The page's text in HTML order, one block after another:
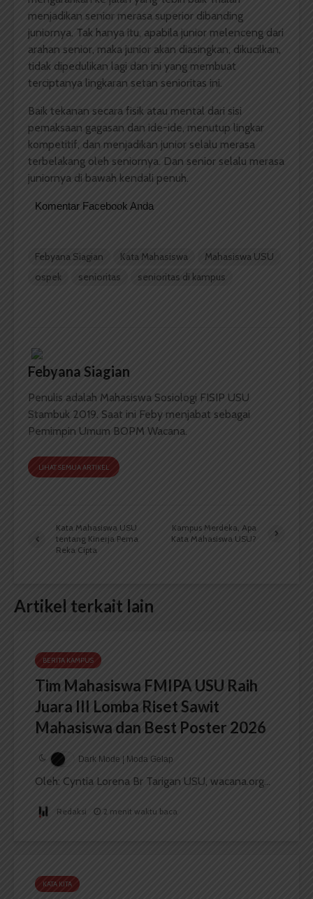
menjadikan senior merasa superior dibanding
juniornya. Tak hanya itu, apabila junior melenceng dari
arahan senior, maka junior akan diasingkan, dikucilkan,
tidak dipedulikan lagi dan ini yang membuat
terciptanya lingkaran setan senioritas ini.
Baik tekanan secara fisik atau mental dari sisi
pemaksaan gagasan dan ide-ide, menutup lingkar
kompetitif, dan menjadikan junior selalu merasa
terbelakang oleh seniornya. Dan senior selalu merasa
juniornya di bawah kendali penuh.
Komentar Facebook Anda
Febyana Siagian Kata Mahasiswa
Mahasiswa USU
ospek
senioritas senioritas di kampus
Febyana Siagian
Penulis adalah Mahasiswa Sosiologi FISIP USU
Stambuk 2019. Saat ini Feby menjabat sebagai
Pemimpin Umum BOPM Wacana.
LIHAT SEMUA ARTIKEL
Kata Mahasiswa USU
tentang Kinerja Pema
Reka Cipta
Kampus Merdeka, Apa
Kata Mahasiswa USU?
Artikel terkait lain
BERITA KAMPUS
Tim Mahasiswa FMIPA USU Raih
Juara III Lomba Riset Sawit
Mahasiswa dan Best Poster 2026
Dark Mode | Moda Gelap
Oleh: Cyntia Lorena Br Tarigan USU, wacana.org...
Redaksi 2 menit waktu baca
KATA KITA